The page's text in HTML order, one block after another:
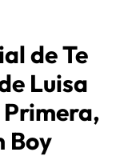
de Te
Luisa
Boy